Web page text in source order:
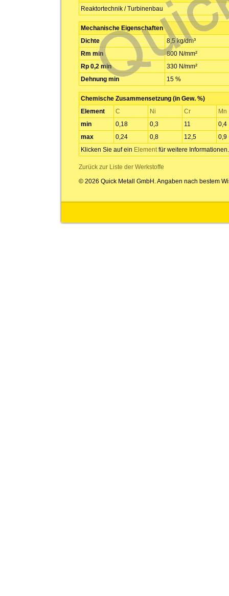
Reaktortechnik / Turbinenbau
Mechanische Eigenschaften
Dichte
8,5 kg/dm³
Rm min
800 N/mm²
Rp 0,2 min
330 N/mm²
Dehnung min
15 %
Chemische Zusammensetzung (in Gew. %)
Element
C Ni Cr
Mn
min
0,18 0,3 11
0,4
max
0,24 0,8 12,5
0,9
Klicken Sie auf ein Elementfür weitere Informationen.
Zurück zur Liste der Werkstoffe
© 2026 Quick Metall GmbH. Angaben nach bestem